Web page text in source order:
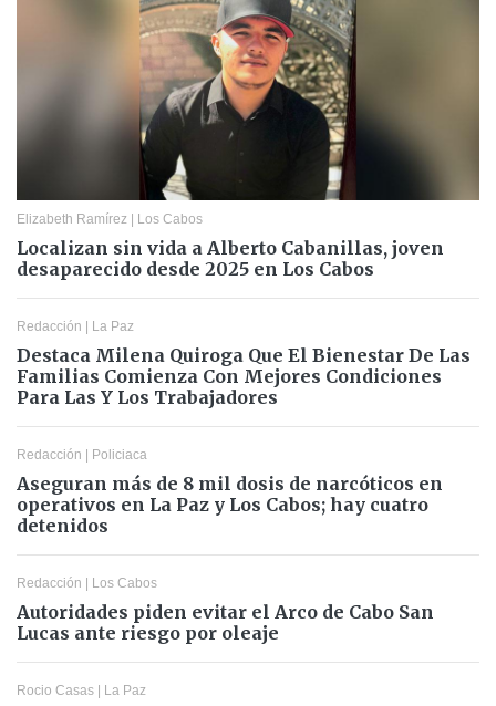
Elizabeth Ramírez | Los Cabos
Localizan sin vida a Alberto Cabanillas, joven
desaparecido desde 2025 en Los Cabos
Redacción | La Paz
Destaca Milena Quiroga Que El Bienestar De Las
Familias Comienza Con Mejores Condiciones
Para Las Y Los Trabajadores
Redacción | Policiaca
Aseguran más de 8 mil dosis de narcóticos en
operativos en La Paz y Los Cabos; hay cuatro
detenidos
Redacción | Los Cabos
Autoridades piden evitar el Arco de Cabo San
Lucas ante riesgo por oleaje
Rocio Casas | La Paz